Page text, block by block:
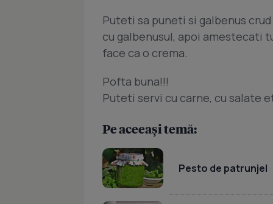
Puteti sa puneti si galbenus
cu galbenusul, apoi amestecati
face ca o crema.
Pofta buna!!!
Puteti servi cu carne, cu salate
Pe aceeași temă:
Pesto de patrunjel